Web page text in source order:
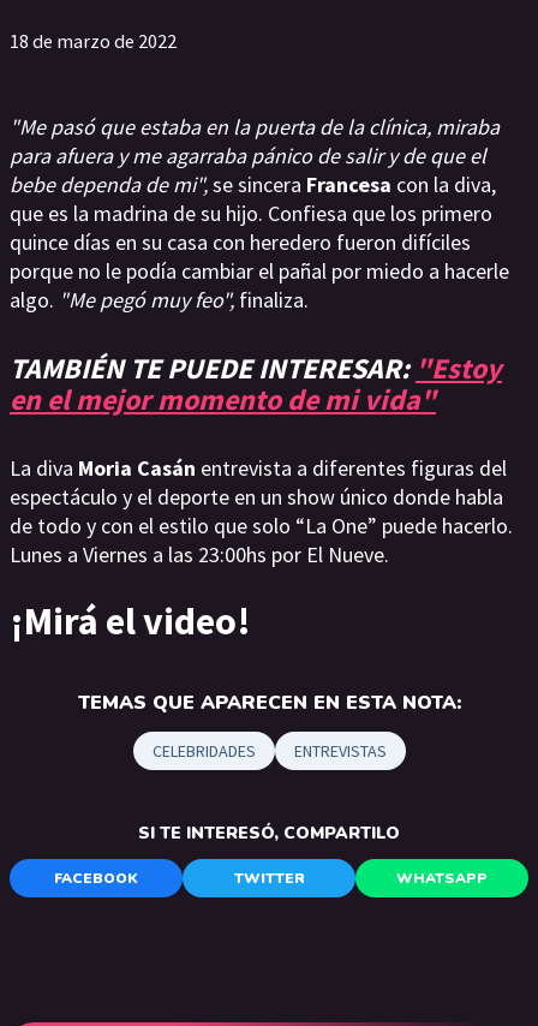
18 de marzo de 2022
"Me pasó que estaba en la puerta de la clínica, miraba
para afuera y me agarraba pánico de salir y de que el
bebe dependa de mi",se sincera Francesa con la diva,
que es la madrina de su hijo. Confiesa que los primero
quince días en su casa con heredero fueron difíciles
porque no le podía cambiar el pañal por miedo a hacerle
algo. "Me pegó muy feo", finaliza.
TAMBIÉN TE PUEDE INTERESAR: "Estoy
en el mejor momento de mi vida"
La diva Moria Casán entrevista a diferentes figuras del
espectáculo y el deporte en un show único donde habla
de todo y con el estilo que solo “La One” puede hacerlo.
Lunes a Viernes a las 23:00hs por El Nueve.
¡Mirá el video!
TEMAS QUE APARECEN EN ESTA NOTA:
CELEBRIDADES ENTREVISTAS
SI TE INTERESÓ, COMPARTILO
FACEBOOK TWITTER WHATSAPP